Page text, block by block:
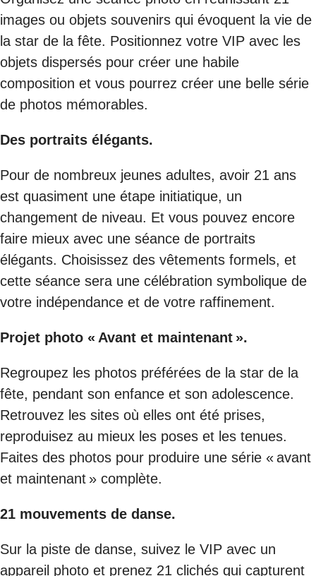
images ou objets souvenirs qui évoquent la vie de
la star de la fête. Positionnez votre VIP avec les
objets dispersés pour créer une habile
composition et vous pourrez créer une belle série
de photos mémorables.
Des portraits élégants.
Pour de nombreux jeunes adultes, avoir 21 ans
est quasiment une étape initiatique, un
changement de niveau. Et vous pouvez encore
faire mieux avec une séance de portraits
élégants. Choisissez des vêtements formels, et
cette séance sera une célébration symbolique de
votre indépendance et de votre raffinement.
Projet photo « Avant et maintenant ».
Regroupez les photos préférées de la star de la
fête, pendant son enfance et son adolescence.
Retrouvez les sites où elles ont été prises,
reproduisez au mieux les poses et les tenues.
Faites des photos pour produire une série « avant
et maintenant » complète.
21 mouvements de danse.
Sur la piste de danse, suivez le VIP avec un
appareil photo et prenez 21 clichés qui capturent